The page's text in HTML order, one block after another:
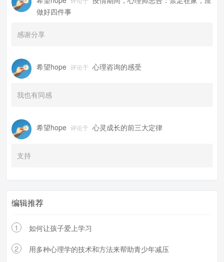
做好四件事
感谢分享
希望hope 评论于 心理咨询的感受
我也有同感
希望hope 评论于 心灵成长的前三大定律
支持
编辑推荐
1 如何让孩子爱上学习
2 用多种心理学的技术和方法来帮助青少年减压